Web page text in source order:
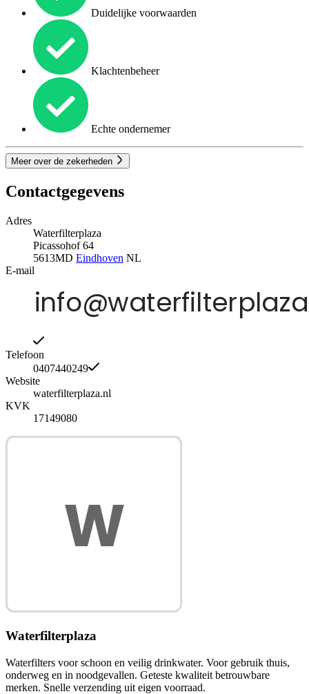
Duidelijke voorwaarden
Klachtenbeheer
Echte ondernemer
Meer over de zekerheden
Contactgegevens
Adres
Waterfilterplaza
Picassohof 64
5613MD Eindhoven NL
E-mail
Telefoon
0407440249
Website
waterfilterplaza.nl
KVK
17149080
Waterfilterplaza
Waterfilters voor schoon en veilig drinkwater. Voor gebruik thuis,
onderweg en in noodgevallen. Geteste kwaliteit betrouwbare
merken. Snelle verzending uit eigen voorraad.